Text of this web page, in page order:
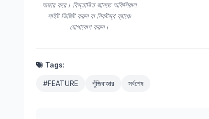
অফার করে। বিস্তারিত জানতে অফিসিয়াল
সাইট ভিজিট করুন বা নিকটস্থ ব্রাঞ্চে
যোগাযোগ করুন।
Tags:
#FEATURE পুঁজিবাজার সর্বশেষ